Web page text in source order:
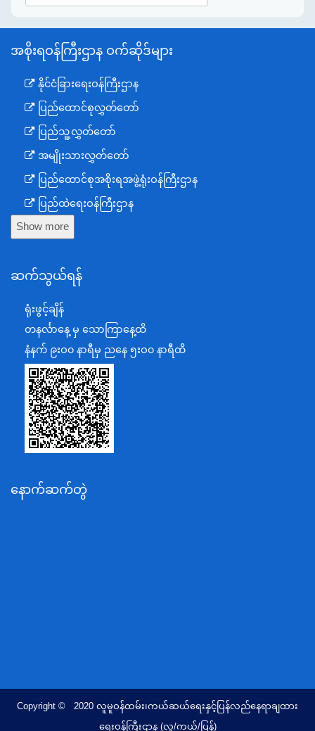
အစိုးရဝန်ကြီးဌာန ဝက်ဆိုဒ်များ
နိုင်ငံခြားရေးဝန်ကြီးဌာန
ပြည်ထောင်စုလွှတ်တော်
ပြည်သူ့လွှတ်တော်
အမျိုးသားလွှတ်တော်
ပြည်ထောင်စုအစိုးရအဖွဲ့ရုံးဝန်ကြီးဌာန
ပြည်ထဲရေးဝန်ကြီးဌာန
ကာကွယ်ရေးဝန်ကြီးဌာန
စီမံကိန်း၊ဘဏ္ဍာရေးနှင့်စက်မှုဝန်ကြီးဌာန
အပြည်ပြည်ဆိုင်ရာပူးပေါင်းဆောင်ရွက်ရေးဝန်ကြီးဌာန
ပြန်ကြားရေးဝန်ကြီးဌာန
သာသနာရေးနှင့် ယဉ်ကျေးမှုဝန်ကြီးဌာန
စိုက်ပျိုးရေး၊မွေးမြူရေးနှင့်ဆည်မြောင်းဝန်ကြီးဌာန
ပို့ဆောင်ရေးနှင့်ဆက်သွယ်ရေးဝန်ကြီးဌာန
သယံဇာတနှင့်ပတ်ဝန်းကျင်ထိန်းသိမ်းရေးဝန်ကြီးဌာန
အလုပ်သမား၊လူဝင်မှုကြီးကြပ်ရေးနှင့်ပြည်သူ့အင်အား
တိုင်းရင်းသားလူမျိုးရေးရာဝန်ကြီးဌာန
ပြည်ထောင်စုရာထူးဝန်အဖွဲ့ရုံး
Show more
ဆက်သွယ်ရန်
ရုံးဖွင့်ချိန်
တနင်္လာနေ့ မှ သောကြာနေ့ထိ
နံနက် ၉းဝ၀ နာရီမှ ညနေ ၅းဝ၀ နာရီထိ
နောက်ဆက်တွဲ
Copyright © 2020 လူမူဝန်ထမ်း၊ကယ်ဆယ်ရေးနှင့်ပြန်လည်နေရာချထား
ရေးဝန်ကြီးဌာန (လူ/ကယ်/ပြန်)